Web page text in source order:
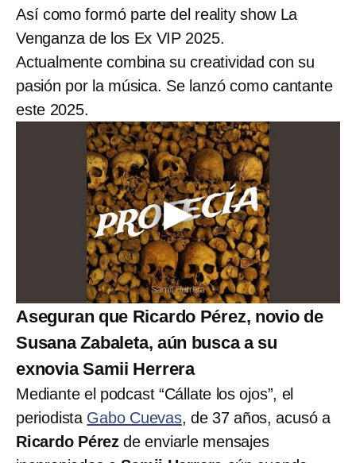
Así como formó parte del reality show La
Venganza de los Ex VIP 2025.
Actualmente combina su creatividad con su
pasión por la música. Se lanzó como cantante
este 2025.
Aseguran que Ricardo Pérez, novio de
Susana Zabaleta, aún busca a su
exnovia Samii Herrera
Mediante el podcast “Cállate los ojos”, el
periodista Gabo Cuevas, de 37 años, acusó a
Ricardo Pérez de enviarle mensajes